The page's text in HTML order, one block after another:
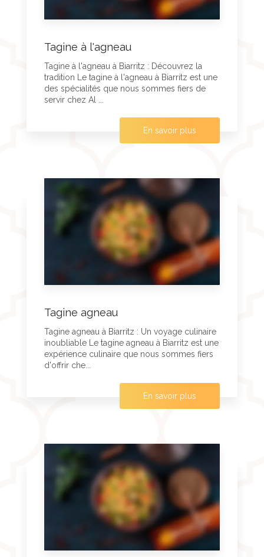
Tagine à l'agneau
Tagine à l'agneau à Biarritz : Découvrez la
tradition Le tagine à l'agneau à Biarritz est une
des spécialités que nous sommes fiers de
servir chez Al ...
En savoir plus
Tagine agneau
Tagine agneau à Biarritz : Un voyage culinaire
inoubliable Le tagine agneau à Biarritz est une
expérience culinaire que nous sommes fiers
d'offrir che...
En savoir plus